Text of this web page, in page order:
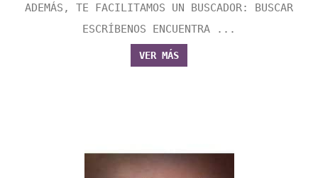
ADEMÁS, TE FACILITAMOS UN BUSCADOR: BUSCAR
ESCRÍBENOS ENCUENTRA ...
VER MÁS